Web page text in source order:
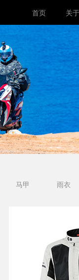
首页 关于
马甲 雨衣